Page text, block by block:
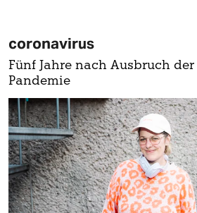
coronavirus
Fünf Jahre nach Ausbruch der
Pandemie